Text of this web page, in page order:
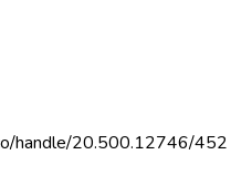
handle/20.500.12746/452